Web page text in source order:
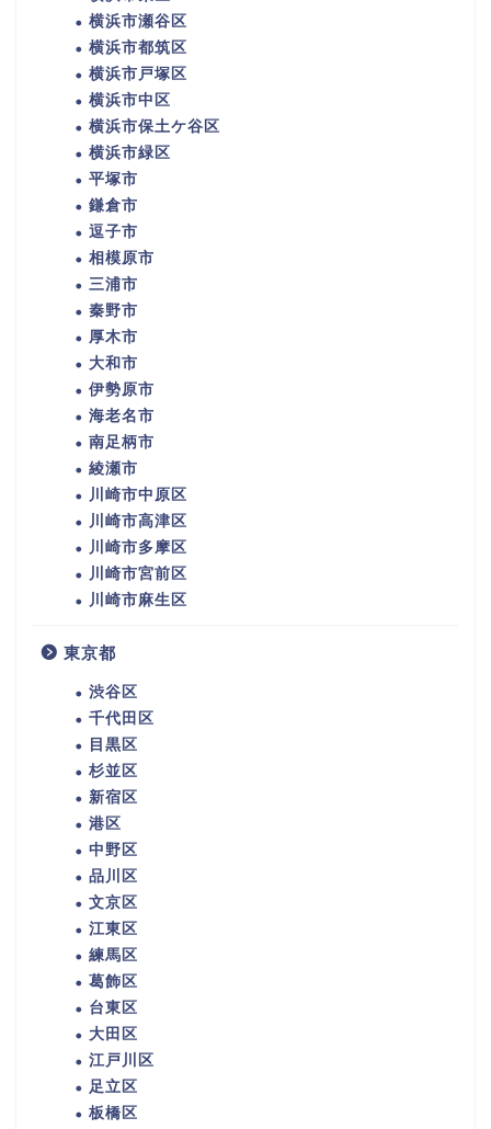
横浜市瀬谷区
横浜市都筑区
横浜市戸塚区
横浜市中区
横浜市保土ケ谷区
横浜市緑区
平塚市
鎌倉市
逗子市
相模原市
三浦市
秦野市
厚木市
大和市
伊勢原市
海老名市
南足柄市
綾瀬市
川崎市中原区
川崎市高津区
川崎市多摩区
川崎市宮前区
川崎市麻生区
東京都
渋谷区
千代田区
目黒区
杉並区
新宿区
港区
中野区
品川区
文京区
江東区
練馬区
葛飾区
台東区
大田区
江戸川区
足立区
板橋区